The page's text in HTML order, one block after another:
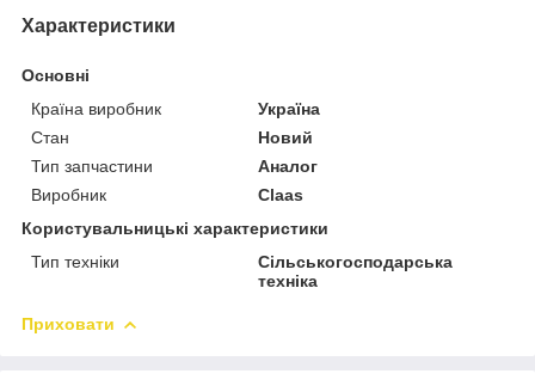
Характеристики
Основні
Країна виробник
Україна
Стан
Новий
Тип запчастини
Аналог
Виробник
Claas
Користувальницькі характеристики
Тип техніки
Сільськогосподарська
техніка
Приховати